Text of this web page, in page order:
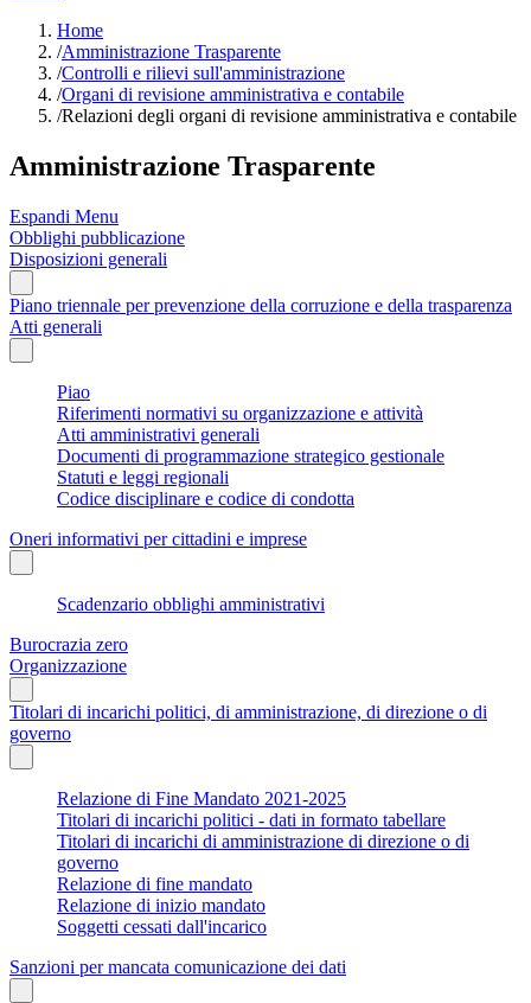
Home
/Amministrazione Trasparente
/Controlli e rilievi sull'amministrazione
/Organi di revisione amministrativa e contabile
/Relazioni degli organi di revisione amministrativa e contabile
Amministrazione Trasparente
Espandi Menu
Obblighi pubblicazione
Disposizioni generali
Piano triennale per prevenzione della corruzione e della trasparenza
Atti generali
Piao
Riferimenti normativi su organizzazione e attività
Atti amministrativi generali
Documenti di programmazione strategico gestionale
Statuti e leggi regionali
Codice disciplinare e codice di condotta
Oneri informativi per cittadini e imprese
Scadenzario obblighi amministrativi
Burocrazia zero
Organizzazione
Titolari di incarichi politici, di amministrazione, di direzione o di
governo
Relazione di Fine Mandato 2021-2025
Titolari di incarichi politici - dati in formato tabellare
Titolari di incarichi di amministrazione di direzione o di
governo
Relazione di fine mandato
Relazione di inizio mandato
Soggetti cessati dall'incarico
Sanzioni per mancata comunicazione dei dati